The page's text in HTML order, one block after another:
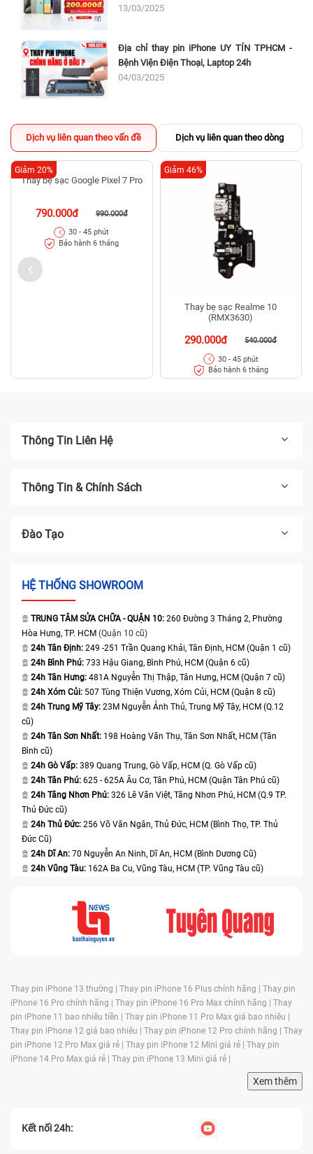
13/03/2025
Địa chỉ thay pin iPhone UY TÍN TPHCM -
Bệnh Viện Điện Thoại, Laptop 24h
04/03/2025
Dịch vụ liên quan theo vấn đề Dịch vụ liên quan theo dòng
Thay bẹ sạc Google Pixel 7 Pro
790.000đ 990.000đ
Giảm 20%
30 - 45 phút
Bảo hành 6 tháng
Thay bẹ sạc Realme 10
(RMX3630)
290.000đ 540.000đ
Giảm 46%
30 - 45 phút
Bảo hành 6 tháng
Thông Tin Liên Hệ
Thông Tin & Chính Sách
Đào Tạo
HỆ THỐNG SHOWROOM
TRUNG TÂM SỬA CHỮA - QUẬN 10: 260 Đường 3 Tháng 2, Phường
Hòa Hưng, TP. HCM (Quận 10 cũ)
24h Tân Định: 249 -251 Trần Quang Khải, Tân Định, HCM (Quận 1 cũ)
24h Bình Phú: 733 Hậu Giang, Bình Phú, HCM (Quận 6 cũ)
24h Tân Hưng: 481A Nguyễn Thị Thập, Tân Hưng, HCM (Quận 7 cũ)
24h Xóm Củi: 507 Tùng Thiện Vương, Xóm Củi, HCM (Quận 8 cũ)
24h Trung Mỹ Tây: 23M Nguyễn Ảnh Thủ, Trung Mỹ Tây, HCM (Q.12
cũ)
24h Tân Sơn Nhất: 198 Hoàng Văn Thụ, Tân Sơn Nhất, HCM (Tân
Bình cũ)
24h Gò Vấp: 389 Quang Trung, Gò Vấp, HCM (Q. Gò Vấp cũ)
24h Tân Phú: 625 - 625A Âu Cơ, Tân Phú, HCM (Quận Tân Phú cũ)
24h Tăng Nhơn Phú: 326 Lê Văn Việt, Tăng Nhơn Phú, HCM (Q.9 TP.
Thủ Đức cũ)
24h Thủ Đức: 256 Võ Văn Ngân, Thủ Đức, HCM (Bình Thọ, TP. Thủ
Đức Cũ)
24h Dĩ An: 70 Nguyễn An Ninh, Dĩ An, HCM (Bình Dương Cũ)
24h Vũng Tàu: 162A Ba Cu, Vũng Tàu, HCM (TP. Vũng Tàu cũ)
Thay pin iPhone 13 thường | Thay pin iPhone 16 Plus chính hãng | Thay pin
iPhone 16 Pro chính hãng | Thay pin iPhone 16 Pro Max chính hãng | Thay
pin iPhone 11 bao nhiêu tiền | Thay pin iPhone 11 Pro Max giá bao nhiêu |
Thay pin iPhone 12 giá bao nhiêu | Thay pin iPhone 12 Pro chính hãng | Thay
pin iPhone 12 Pro Max giá rẻ | Thay pin iPhone 12 Mini giá rẻ | Thay pin
iPhone 14 Pro Max giá rẻ | Thay pin iPhone 13 Mini giá rẻ |
Xem thêm
Kết nối 24h: